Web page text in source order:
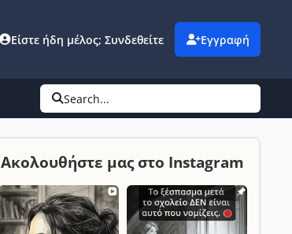
Είστε ήδη μέλος; Συνδεθείτε Εγγραφή
Search...
Ακολουθήστε μας στο Instagram